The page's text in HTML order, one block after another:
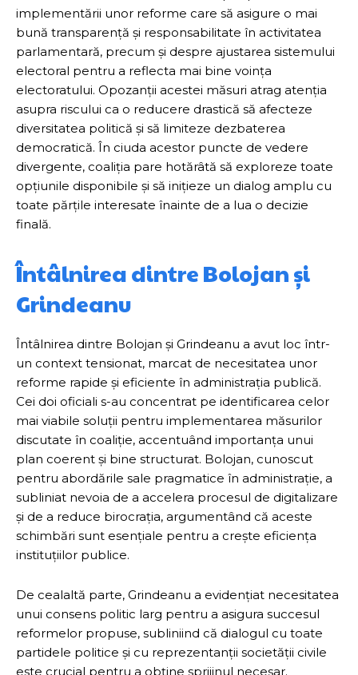
implementării unor reforme care să asigure o mai
bună transparență și responsabilitate în activitatea
parlamentară, precum și despre ajustarea sistemului
electoral pentru a reflecta mai bine voința
electoratului. Opozanții acestei măsuri atrag atenția
asupra riscului ca o reducere drastică să afecteze
diversitatea politică și să limiteze dezbaterea
democratică. În ciuda acestor puncte de vedere
divergente, coaliția pare hotărâtă să exploreze toate
opțiunile disponibile și să inițieze un dialog amplu cu
toate părțile interesate înainte de a lua o decizie
finală.
Întâlnirea dintre Bolojan și
Grindeanu
Întâlnirea dintre Bolojan și Grindeanu a avut loc într-
un context tensionat, marcat de necesitatea unor
reforme rapide și eficiente în administrația publică.
Cei doi oficiali s-au concentrat pe identificarea celor
mai viabile soluții pentru implementarea măsurilor
discutate în coaliție, accentuând importanța unui
plan coerent și bine structurat. Bolojan, cunoscut
pentru abordările sale pragmatice în administrație, a
subliniat nevoia de a accelera procesul de digitalizare
și de a reduce birocrația, argumentând că aceste
schimbări sunt esențiale pentru a crește eficiența
instituțiilor publice.
De cealaltă parte, Grindeanu a evidențiat necesitatea
unui consens politic larg pentru a asigura succesul
reformelor propuse, subliniind că dialogul cu toate
partidele politice și cu reprezentanții societății civile
este crucial pentru a obține sprijinul necesar.